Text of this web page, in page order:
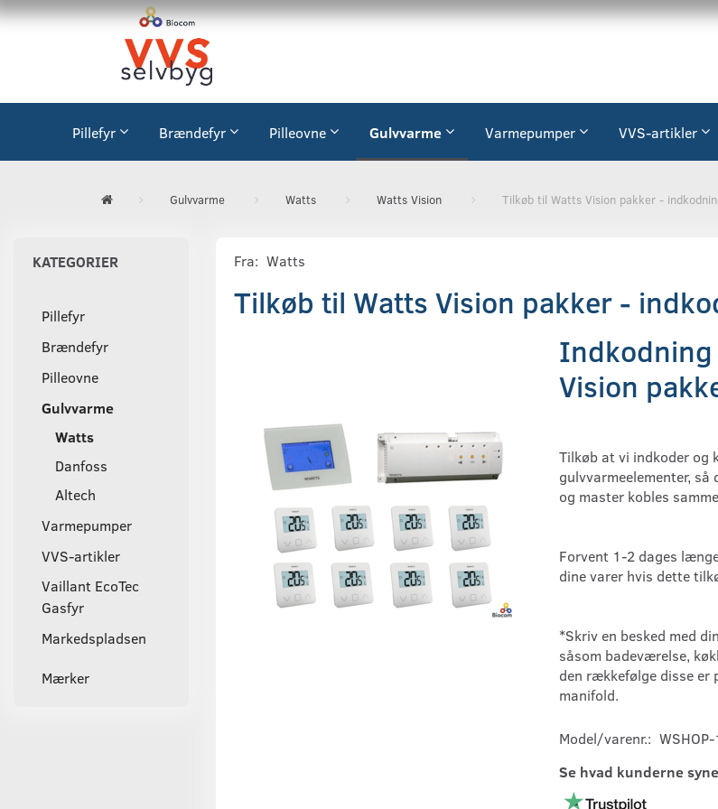
Pillefyr Brændefyr Pilleovne Gulvvarme Varmepumper VVS-artikler
Gulvvarme Watts Watts Vision Tilkøb til Watts Vision pakker -
KATEGORIER
Pillefyr
Brændefyr
Pilleovne
Gulvvarme
Watts
Danfoss
Altech
Varmepumper
VVS-artikler
Vaillant EcoTec
Gasfyr
Markedspladsen
Mærker
Fra: Watts
Tilkøb til Watts Vision pakker -
Indkodning
Vision
Tilkøb at vi indkoder og
gulvvarmeelementer,
og master kobles
Forvent 1-2 dages
dine varer hvis dette
*Skriv en besked med
såsom badeværelse,
den rækkefølge disse er
manifold.
Model/varenr.:
Se hvad kunderne